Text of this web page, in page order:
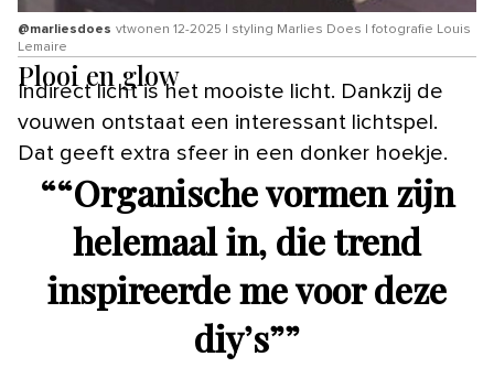
@marliesdoes vtwonen 12-2025 | styling Marlies Does | fotografie Louis
Lemaire
Plooi en glow
Indirect licht is het mooiste licht. Dankzij de
vouwen ontstaat een interessant lichtspel.
Dat geeft extra sfeer in een donker hoekje.
““Organische vormen zijn
helemaal in, die trend
inspireerde me voor deze
diy’s””